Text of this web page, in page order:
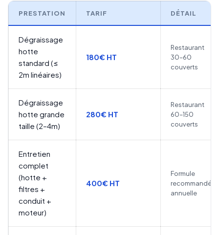
PRESTATION TARIF DÉTAIL
Dégraissage
hotte
standard (≤
2m linéaires)
180€ HT
Restaurant
30–60
couverts
Dégraissage
hotte grande
taille (2–4m)
280€ HT
Restaurant
60–150
couverts
Entretien
complet
(hotte +
filtres +
conduit +
moteur)
400€ HT
Formule
recommandée
annuelle